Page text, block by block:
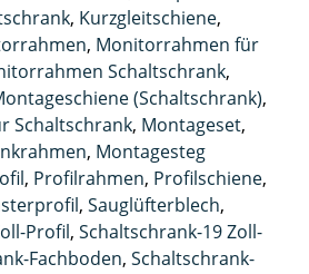
, Kurzgleitschiene,
, Monitorrahmen für
Schaltschrank,
(Schaltschrank),
Schaltschrank, Montageset,
, Montagesteg
, Profilrahmen, Profilschiene,
, Sauglüfterblech,
Profil, Schaltschrank-19 Zoll-
Fachboden, Schaltschrank-